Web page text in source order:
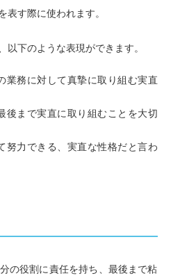
表す際に使われます。
以下のような表現ができます。
業務に対して真摯に取り組む実直
後まで実直に取り組むことを大切
努力できる、実直な性格だと言わ
の役割に責任を持ち、最後まで粘